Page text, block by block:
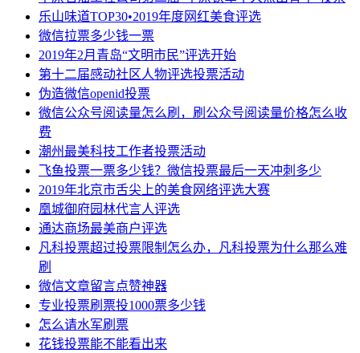
乐山味道TOP30•2019年度网红美食评选
微信拉票多少钱一票
2019年2月青岛“文明市民”评选开始
第十二届感动社区人物评选投票活动
伪造微信openid投票
微信公众号阅读量怎么刷，刷公众号阅读量价格怎么收
费
潮州最美科技工作者投票活动
飞鱼投票一票多少钱？微信投票最后一天冲刺多少
2019年北京市舌尖上的美食网络评选大赛
凰城御府园林代言人评选
通达商场最美商户评选
凡科投票超过投票限制怎么办，凡科投票为什么那么难
刷
微信文章留言点赞神器
专业投票刷票投1000票多少钱
怎么请水军刷票
花钱投票能不能看出来